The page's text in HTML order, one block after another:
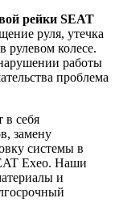
рейки SEAT
руля, утечка
колесе.
работы
проблема
в себя
замену
системы в
Exeo. Наши
и